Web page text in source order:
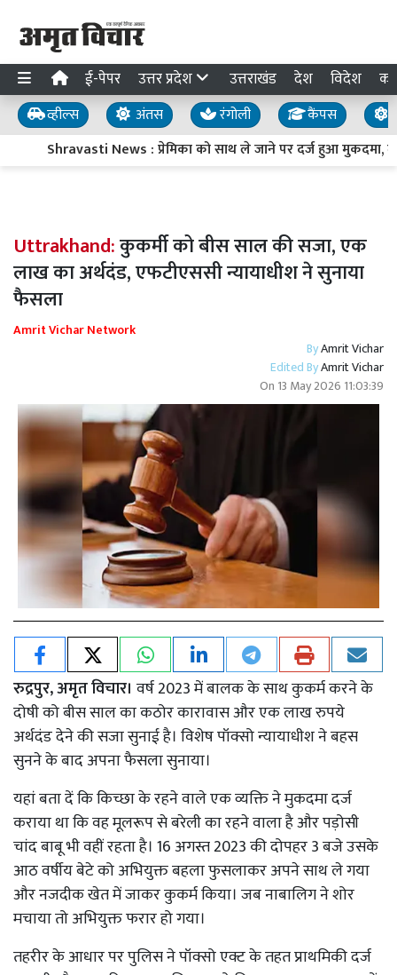
ई-पेपर उत्तर प्रदेश उत्तराखंड देश विदेश
व्हील्स अंतस रंगोली कैंपस
Shravasti News : प्रेमिका को साथ ले जाने पर दर्ज हुआ मुकदमा, तो
Uttrakhand:कुकर्मी को बीस साल की सजा, एक
लाख का अर्थदंड, एफटीएससी न्यायाधीश ने सुनाया
फैसला
Amrit Vichar Network
ByAmrit Vichar
Edited ByAmrit Vichar
On 13 May 2026 11:03:39
रुद्रपुर, अमृत विचार। वर्ष 2023 में बालक के साथ कुकर्म करने के
दोषी को बीस साल का कठोर कारावास और एक लाख रुपये
अर्थदंड देने की सजा सुनाई है। विशेष पॉक्सो न्यायाधीश ने बहस
सुनने के बाद अपना फैसला सुनाया।
यहां बता दें कि किच्छा के रहने वाले एक व्यक्ति ने मुकदमा दर्ज
कराया था कि वह मूलरूप से बरेली का रहने वाला है और पड़ोसी
चांद बाबू भी वहीं रहता है। 16 अगस्त 2023 की दोपहर 3 बजे उसके
आठ वर्षीय बेटे को अभियुक्त बहला फुसलाकर अपने साथ ले गया
और नजदीक खेत में जाकर कुकर्म किया। जब नाबालिग ने शोर
मचाया तो अभियुक्त फरार हो गया।
तहरीर के आधार पर पुलिस ने पॉक्सो एक्ट के तहत प्राथमिकी दर्ज